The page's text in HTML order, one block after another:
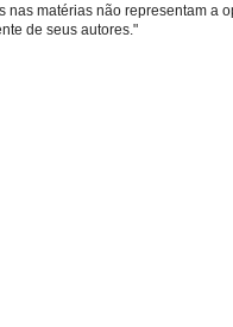
nas matérias não representam a
de seus autores."